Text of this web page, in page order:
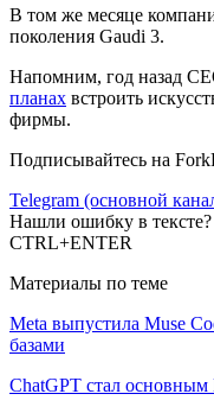
В том же месяце
поколения Gaudi 3.
Напомним, год назад
планах встроить
фирмы.
Подписывайтесь на
Telegram (основной
Нашли ошибку в
CTRL+ENTER
Материалы по теме
Meta выпустила Muse
базами
ChatGPT стал